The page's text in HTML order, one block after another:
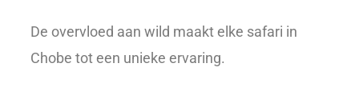
De overvloed aan wild maakt elke safari in
Chobe tot een unieke ervaring.